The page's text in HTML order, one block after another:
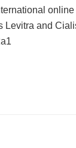
Levitra and